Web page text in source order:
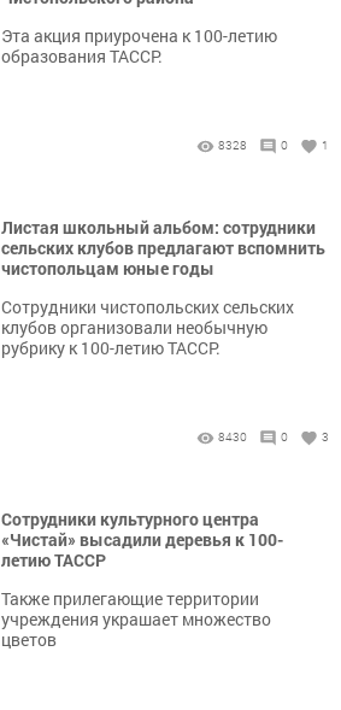
Эта акция приурочена к 100-летию
образования ТАССР.
8328 0 1
Листая школьный альбом: сотрудники
сельских клубов предлагают вспомнить
чистопольцам юные годы
Сотрудники чистопольских сельских
клубов организовали необычную
рубрику к 100-летию ТАССР.
8430 0 3
Сотрудники культурного центра
«Чистай» высадили деревья к 100-
летию ТАССР
Также прилегающие территории
учреждения украшает множество
цветов